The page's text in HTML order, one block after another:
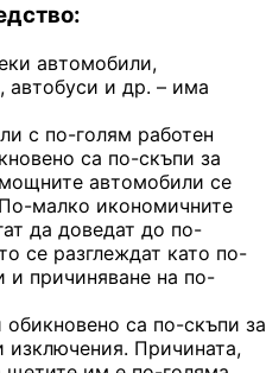
автомобили,
автобуси и др. – има
с по-голям работен
са по-скъпи за
автомобили се
малко икономичните
да доведат до по-
се разглеждат като по-
и причиняване на по-
са по-скъпи за
изключения. Причината,